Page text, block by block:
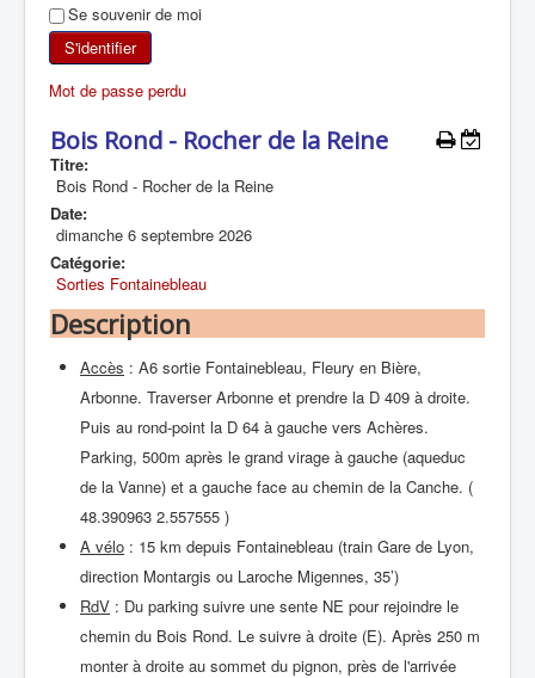
SKI DE RANDONNÉE
RANDONNÉE SPORTIVE
Se souvenir de moi
S'identifier
Mot de passe perdu
Bois Rond - Rocher de la Reine
Titre:
Bois Rond - Rocher de la Reine
Date:
dimanche 6 septembre 2026
Catégorie:
Sorties Fontainebleau
Description
Accès : A6 sortie Fontainebleau, Fleury en Bière,
Arbonne. Traverser Arbonne et prendre la D 409 à droite.
Puis au rond-point la D 64 à gauche vers Achères.
Parking, 500m après le grand virage à gauche (aqueduc
de la Vanne) et a gauche face au chemin de la Canche. (
48.390963 2.557555 )
A vélo : 15 km depuis Fontainebleau (train Gare de Lyon,
direction Montargis ou Laroche Migennes, 35’)
RdV : Du parking suivre une sente NE pour rejoindre le
chemin du Bois Rond. Le suivre à droite (E). Après 250 m
monter à droite au sommet du pignon, près de l'arrivée